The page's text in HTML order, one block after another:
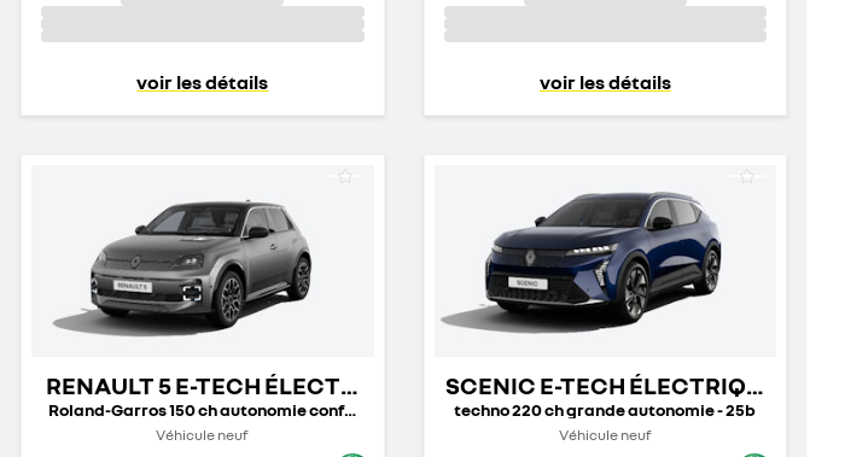
voir les détails voir les détails
RENAULT 5 E-TECH ÉLECTRIQUE
Roland-Garros 150 ch autonomie confort - 26
Véhicule neuf
SCENIC E-TECH ÉLECTRIQUE
techno 220 ch grande autonomie - 25b
Véhicule neuf